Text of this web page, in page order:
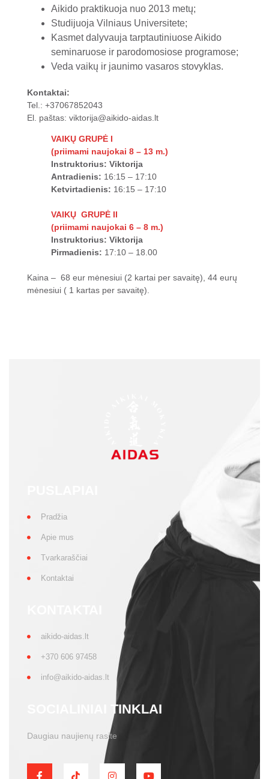
Aikido praktikuoja nuo 2013 metų;
Studijuoja Vilniaus Universitete;
Kasmet dalyvauja tarptautiniuose Aikido
seminaruose ir parodomosiose programose;
Veda vaikų ir jaunimo vasaros stovyklas.
Kontaktai:
Tel.: +37067852043
El. paštas: viktorija@aikido-aidas.lt
VAIKŲ GRUPĖ I
(priimami naujokai 8 – 13 m.)
Instruktorius: Viktorija
Antradienis: 16:15 – 17:10
Ketvirtadienis: 16:15 – 17:10
VAIKŲ GRUPĖ II
(priimami naujokai 6 – 8 m.)
Instruktorius: Viktorija
Pirmadienis: 17:10 – 18.00
Kaina – 68 eur mėnesiui (2 kartai per savaitę), 44 eurų
mėnesiui ( 1 kartas per savaitę).
Pradžia
Apie mus
Tvarkaraščiai
Kontaktai
aikido-aidas.lt
+370 606 97458
info@aikido-aidas.lt
SOCIALINIAI TINKLAI
Daugiau naujienų rasite